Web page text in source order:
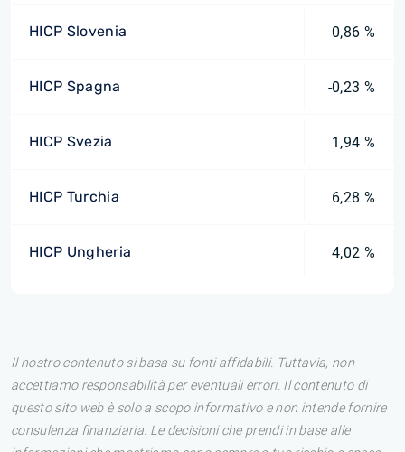
HICP Slovenia 0,86 %
HICP Spagna -0,23 %
HICP Svezia 1,94 %
HICP Turchia 6,28 %
HICP Ungheria 4,02 %
Il nostro contenuto si basa su fonti affidabili. Tuttavia, non
accettiamo responsabilità per eventuali errori. Il contenuto di
questo sito web è solo a scopo informativo e non intende fornire
consulenza finanziaria. Le decisioni che prendi in base alle